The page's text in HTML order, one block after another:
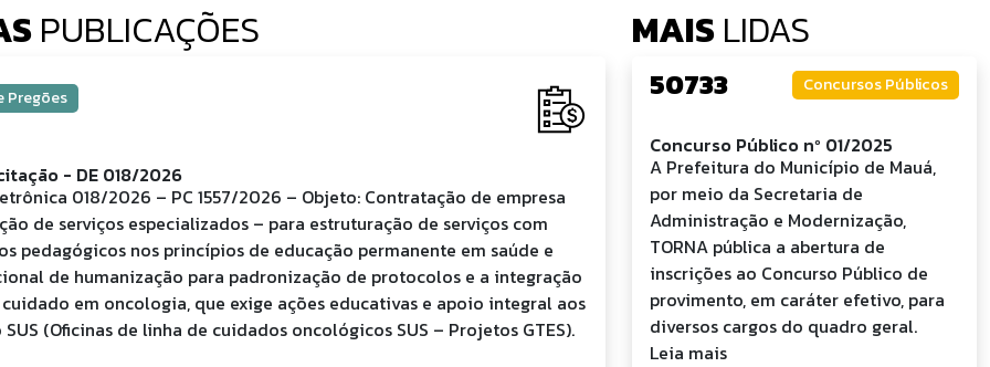
PUBLICAÇÕES
Pregões
- DE 018/2026
018/2026 – PC 1557/2026 – Objeto: Contratação de empresa
de serviços especializados – para estruturação de serviços com
pedagógicos nos princípios de educação permanente em saúde e
de humanização para padronização de protocolos e a integração
em oncologia, que exige ações educativas e apoio integral aos
(Oficinas de linha de cuidados oncológicos SUS – Projetos GTES).
MAISLIDAS
50733 Concursos Públicos
Concurso Público nº 01/2025
A Prefeitura do Município de Mauá,
por meio da Secretaria de
Administração e Modernização,
TORNA pública a abertura de
inscrições ao Concurso Público de
provimento, em caráter efetivo, para
diversos cargos do quadro geral.
Leia mais